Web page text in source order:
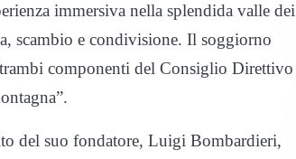
immersiva nella splendida valle dei
scambio e condivisione. Il soggiorno
componenti del Consiglio Direttivo
del suo fondatore, Luigi Bombardieri,